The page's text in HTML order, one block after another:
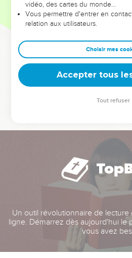
sont elles qui les ont
Dans cette conférence, leaders,
clés pour avancer avec plus de
deviennent vos tremplins. Que vous
équipe, un groupe ou une famille,
Un outil révolutionnaire de
ligne. Démarrez dès aujourd'hui le
vous avez
vidéo, des cartes du monde…
Vous permettre d'entrer en
relation aux utilisateurs.
Choisir mes
Accepter tous
Tout refuser